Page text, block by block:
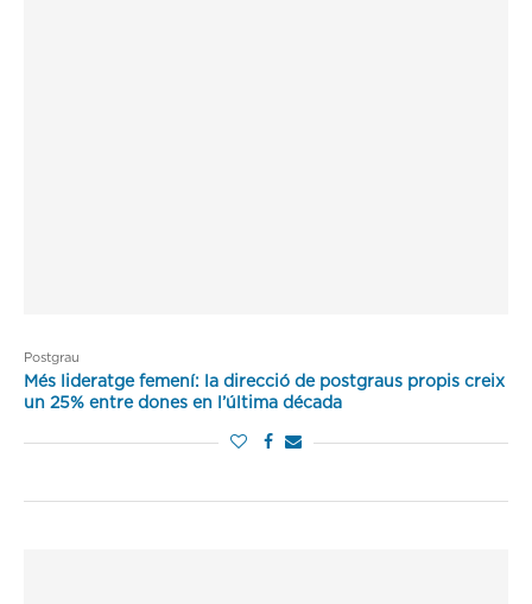
Postgrau
Més lideratge femení: la direcció de postgraus propis creix
un 25% entre dones en l’última década